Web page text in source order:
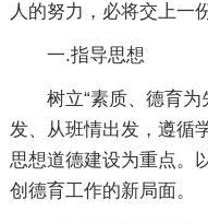
人的努力，必将交上一
一.指导思想
树立“素质、德育
发、从班情出发，遵循
思想道德建设为重点。
创德育工作的新局面。